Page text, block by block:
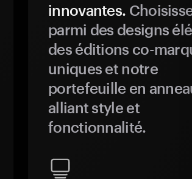
innovantes.
parmi des designs
des éditions co-
uniques et notre
portefeuille en
alliant style et
fonctionnalité.